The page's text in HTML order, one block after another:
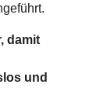
damit
und